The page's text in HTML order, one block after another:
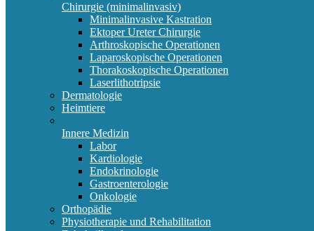
Chirurgie (minimalinvasiv)
Minimalinvasive Kastration
Ektoper Ureter Chirurgie
Arthroskopische Operationen
Laparoskopische Operationen
Thorakoskopische Operationen
Laserlithotripsie
Dermatologie
Heimtiere
Innere Medizin
Labor
Kardiologie
Endokrinologie
Gastroenterologie
Onkologie
Orthopädie
Physiotherapie und Rehabilitation